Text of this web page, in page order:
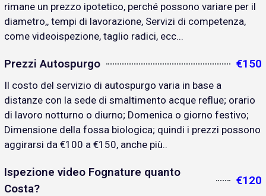
rimane un prezzo ipotetico, perché possono variare per il
diametro,, tempi di lavorazione, Servizi di competenza,
come videoispezione, taglio radici, ecc...
Prezzi Autospurgo €150
Il costo del servizio di autospurgo varia in base a
distanze con la sede di smaltimento acque reflue; orario
di lavoro notturno o diurno; Domenica o giorno festivo;
Dimensione della fossa biologica; quindi i prezzi possono
aggirarsi da €100 a €150, anche più..
Ispezione video Fognature quanto
Costa?
€120